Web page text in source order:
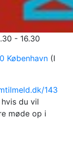
- 16.30
København (I
143
du vil
møde op i